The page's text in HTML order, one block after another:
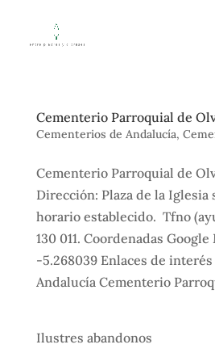
Cementerio Parroquial de
Cementerios de Andalucía,
Cementerio Parroquial de
Dirección: Plaza de la
horario establecido. Tfno
130 011. Coordenadas
-5.268039 Enlaces de interés
Andalucía Cementerio
Ilustres abandonos